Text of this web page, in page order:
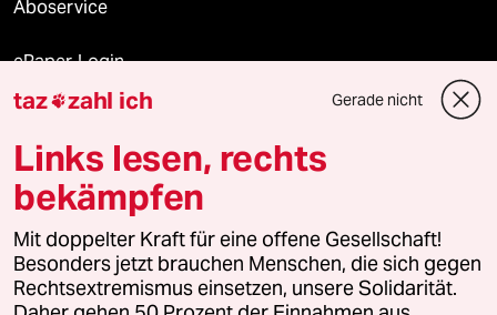
Aboservice
ePaper Login
Downloads für Abonnierende
© 2026 taz Verlags und Vertriebs GmbH
Alle Rechte vorbehalten. Bei rechtlichen Fragen oder für Genehmigungen
wenden Sie sich bitte an lizenzen@taz.de
taz zahl ich Gerade nicht
Links lesen, rechts
bekämpfen
Mit doppelter Kraft für eine offene Gesellschaft!
Besonders jetzt brauchen Menschen, die sich gegen
Rechtsextremismus einsetzen, unsere Solidarität.